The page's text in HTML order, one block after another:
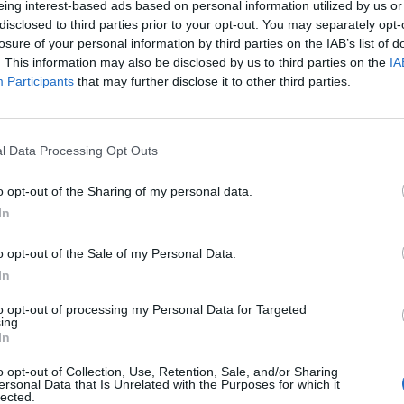
interest-based ads based on personal information utilized by us
to third parties prior to your opt-out. You may separately
of your personal information by third parties on the IAB’s list of
This information may also be disclosed by us to third parties on the
Participants that may further disclose it to other third parties.
Data Processing Opt Outs
opt-out of the Sharing of my personal data.
opt-out of the Sale of my Personal Data.
opt-out of processing my Personal Data for Targeted
opt-out of Collection, Use, Retention, Sale, and/or Sharing
Data that Is Unrelated with the Purposes for which it
Italia non ci sia "talento, ma il talento
solo. Bisogna saperlo individuare e
c'è la Nazionale, c'è un obiettivo.
un alibi per nessuno, possiamo
crisi e si trovino soluzioni per superarla".
Rudy Giuliani a Come States?
Trump, Meloni e la strategia
americana